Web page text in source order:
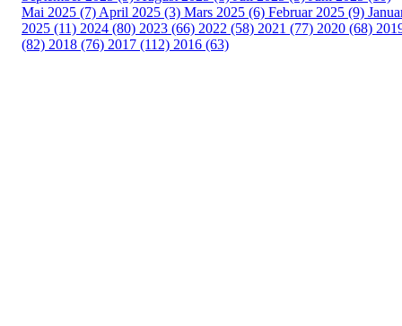
Mai 2025 (7) April 2025 (3) Mars 2025 (6) Februar 2025 (9)
2025 (11) 2024 (80) 2023 (66) 2022 (58) 2021 (77) 2020 (68)
(82) 2018 (76) 2017 (112) 2016 (63)